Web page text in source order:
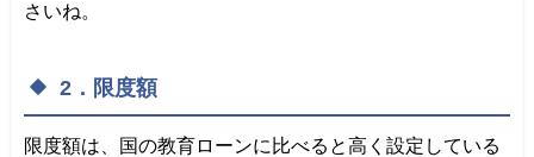
さいね。
2．限度額
限度額は、国の教育ローンに比べると高く設定している